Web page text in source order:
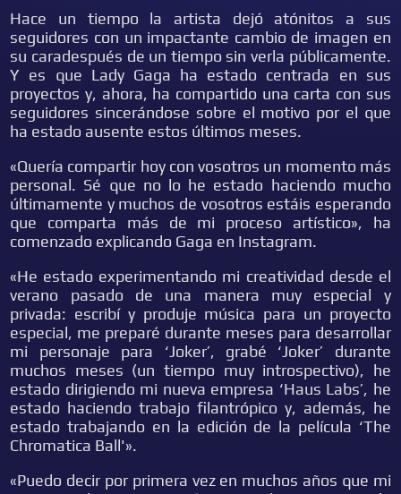
Hace un tiempo la artista dejó atónitos a sus
seguidores con un impactante cambio de imagen en
su caradespués de un tiempo sin verla públicamente.
Y es que Lady Gaga ha estado centrada en sus
proyectos y, ahora, ha compartido una carta con sus
seguidores sincerándose sobre el motivo por el que
ha estado ausente estos últimos meses.
«Quería compartir hoy con vosotros un momento más
personal. Sé que no lo he estado haciendo mucho
últimamente y muchos de vosotros estáis esperando
que comparta más de mi proceso artístico», ha
comenzado explicando Gaga en Instagram.
«He estado experimentando mi creatividad desde el
verano pasado de una manera muy especial y
privada: escribí y produje música para un proyecto
especial, me preparé durante meses para desarrollar
mi personaje para ‘Joker’, grabé ‘Joker’ durante
muchos meses (un tiempo muy introspectivo), he
estado dirigiendo mi nueva empresa ‘Haus Labs’, he
estado haciendo trabajo filantrópico y, además, he
estado trabajando en la edición de la película ‘The
Chromatica Ball'».
«Puedo decir por primera vez en muchos años que mi